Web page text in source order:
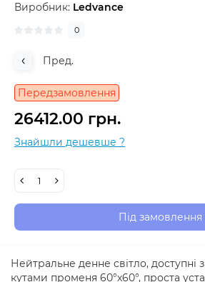
Виробник: Ledvance
0
Пред.
Передзамовлення
26412.00 грн.
Знайшли дешевше ?
Під замовлення
Нейтральне денне світло,
кутами променя 60°х60°, проста